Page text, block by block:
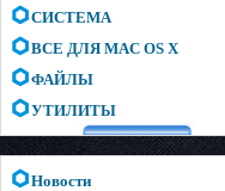
СИСТЕМА
ВСЕ ДЛЯ MAC OS X
ФАЙЛЫ
УТИЛИТЫ
Новости